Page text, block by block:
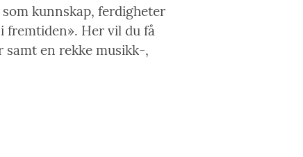
kunnskap, ferdigheter
fremtiden». Her vil du få
en rekke musikk-,